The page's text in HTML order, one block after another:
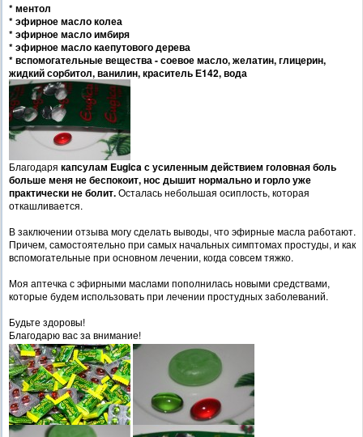
* ментол
* эфирное масло колеа
* эфирное масло имбиря
* эфирное масло каепутового дерева
* вспомогательные вещества - соевое масло, желатин, глицерин,
жидкий сорбитол, ванилин, краситель Е142, вода
Благодаря капсулам Eugica с усиленным действием головная боль
больше меня не беспокоит, нос дышит нормально и горло уже
практически не болит.Осталась небольшая осиплость, которая
откашливается.
В заключении отзыва могу сделать выводы, что эфирные масла работают.
Причем, самостоятельно при самых начальных симптомах простуды, и как
вспомогательные при основном лечении, когда совсем тяжко.
Моя аптечка с эфирными маслами пополнилась новыми средствами,
которые будем использовать при лечении простудных заболеваний.
Будьте здоровы!
Благодарю вас за внимание!